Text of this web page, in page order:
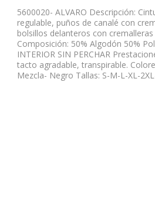
5600020- ALVARO Descripción:
regulable, puños de canalé con
bolsillos delanteros con
Composición: 50% Algodón 50%
INTERIOR SIN PERCHAR
tacto agradable, transpirable.
Mezcla- Negro Tallas: S-M-L-XL-